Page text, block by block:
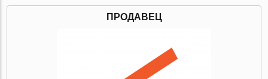
ПРОДАВЕЦ